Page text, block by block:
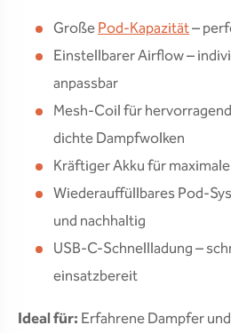
GroßePod-Kapazität–
Einstellbarer Airflow –
anpassbar
Mesh-Coil für
dichte Dampfwolken
Kräftiger Akku für
Wiederauffüllbares Pod-
und nachhaltig
USB-C-Schnellladung –
einsatzbereit
Ideal für:Erfahrene Dampfer